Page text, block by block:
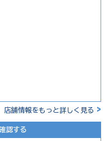
店舗情報をもっと詳しく見る >
認する